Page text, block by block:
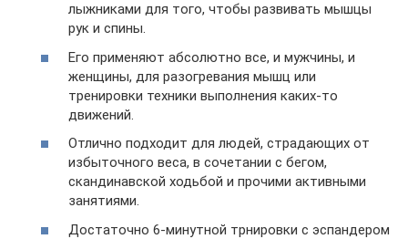
лыжниками для того, чтобы развивать мышцы
рук и спины.
Его применяют абсолютно все, и мужчины, и
женщины, для разогревания мышц или
тренировки техники выполнения каких-то
движений.
Отлично подходит для людей, страдающих от
избыточного веса, в сочетании с бегом,
скандинавской ходьбой и прочими активными
занятиями.
Достаточно 6-минутной трнировки с эспандером